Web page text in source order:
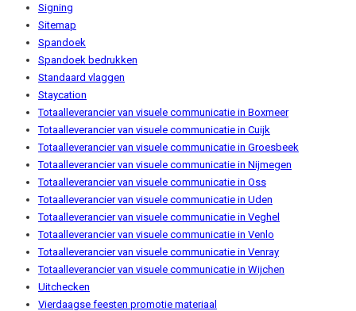
Signing
Sitemap
Spandoek
Spandoek bedrukken
Standaard vlaggen
Staycation
Totaalleverancier van visuele communicatie in Boxmeer
Totaalleverancier van visuele communicatie in Cuijk
Totaalleverancier van visuele communicatie in Groesbeek
Totaalleverancier van visuele communicatie in Nijmegen
Totaalleverancier van visuele communicatie in Oss
Totaalleverancier van visuele communicatie in Uden
Totaalleverancier van visuele communicatie in Veghel
Totaalleverancier van visuele communicatie in Venlo
Totaalleverancier van visuele communicatie in Venray
Totaalleverancier van visuele communicatie in Wijchen
Uitchecken
Vierdaagse feesten promotie materiaal